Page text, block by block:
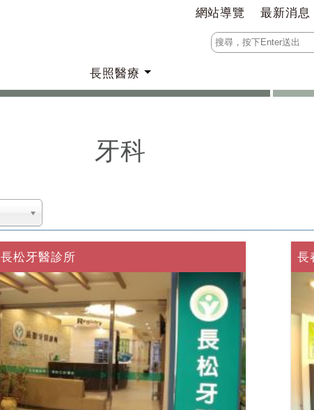
網站導覽 最新消息
長照醫療
牙科
長松牙醫診所 長